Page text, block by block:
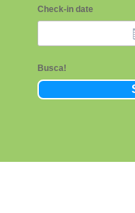
Check-in date
Busca!